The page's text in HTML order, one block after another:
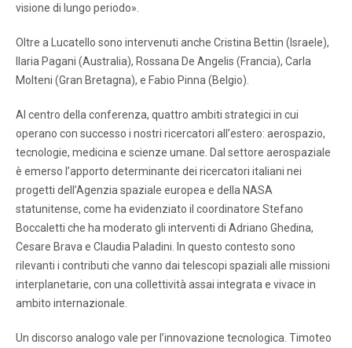
visione di lungo periodo».
Oltre a Lucatello sono intervenuti anche Cristina Bettin (Israele),
Ilaria Pagani (Australia), Rossana De Angelis (Francia), Carla
Molteni (Gran Bretagna), e Fabio Pinna (Belgio).
Al centro della conferenza, quattro ambiti strategici in cui
operano con successo i nostri ricercatori all’estero: aerospazio,
tecnologie, medicina e scienze umane. Dal settore aerospaziale
è emerso l’apporto determinante dei ricercatori italiani nei
progetti dell’Agenzia spaziale europea e della NASA
statunitense, come ha evidenziato il coordinatore Stefano
Boccaletti che ha moderato gli interventi di Adriano Ghedina,
Cesare Brava e Claudia Paladini. In questo contesto sono
rilevanti i contributi che vanno dai telescopi spaziali alle missioni
interplanetarie, con una collettività assai integrata e vivace in
ambito internazionale.
Un discorso analogo vale per l’innovazione tecnologica. Timoteo